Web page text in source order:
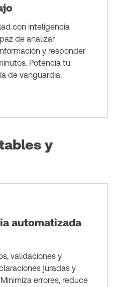
con inteligencia
de analizar
y responder
Potencia tu
de vanguardia.
y
automatizada
validaciones y
juradas y
errores, reduce